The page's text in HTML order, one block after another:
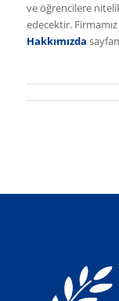
ve öğrencilere
edecektir.
Hakkımızda